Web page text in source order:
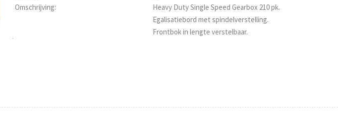
Omschrijving:
Heavy Duty Single Speed Gearbox 210 pk.
Egalisatiebord met spindelverstelling.
Frontbok in lengte verstelbaar.